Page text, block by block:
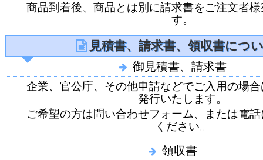
商品到着後、商品とは別に請求書をご注文者
す。
見積書、請求書、領収書につ
御見積書、請求書
企業、官公庁、その他申請などでご入用の場
発行いたします。
ご希望の方は問い合わせフォーム、または電
ください。
領収書